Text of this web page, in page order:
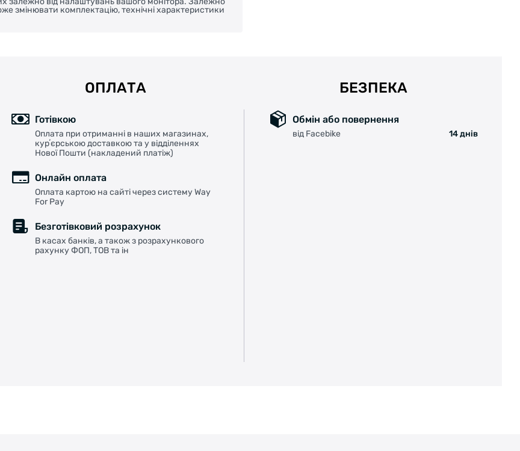
змінювати комплектацію, технічні характеристики
ОПЛАТА
Готівкою
Оплата при отриманні в наших магазинах,
курʼєрською доставкою та у відділеннях
Нової Пошти (накладений платіж)
Онлайн оплата
Оплата картою на сайті через систему Way
For Pay
Безготівковий розрахунок
В касах банків, а також з розрахункового
рахунку ФОП, ТОВ та ін
БЕЗПЕКА
Обмін або повернення
від Facebike 14 днів